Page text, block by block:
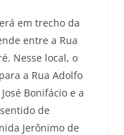
em trecho da
entre a Rua
Nesse local, o
a Rua Adolfo
Bonifácio e a
de
Jerônimo de